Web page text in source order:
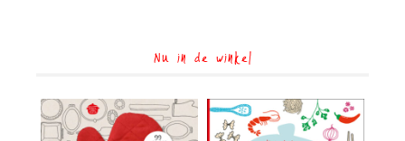
Nu in de winkel